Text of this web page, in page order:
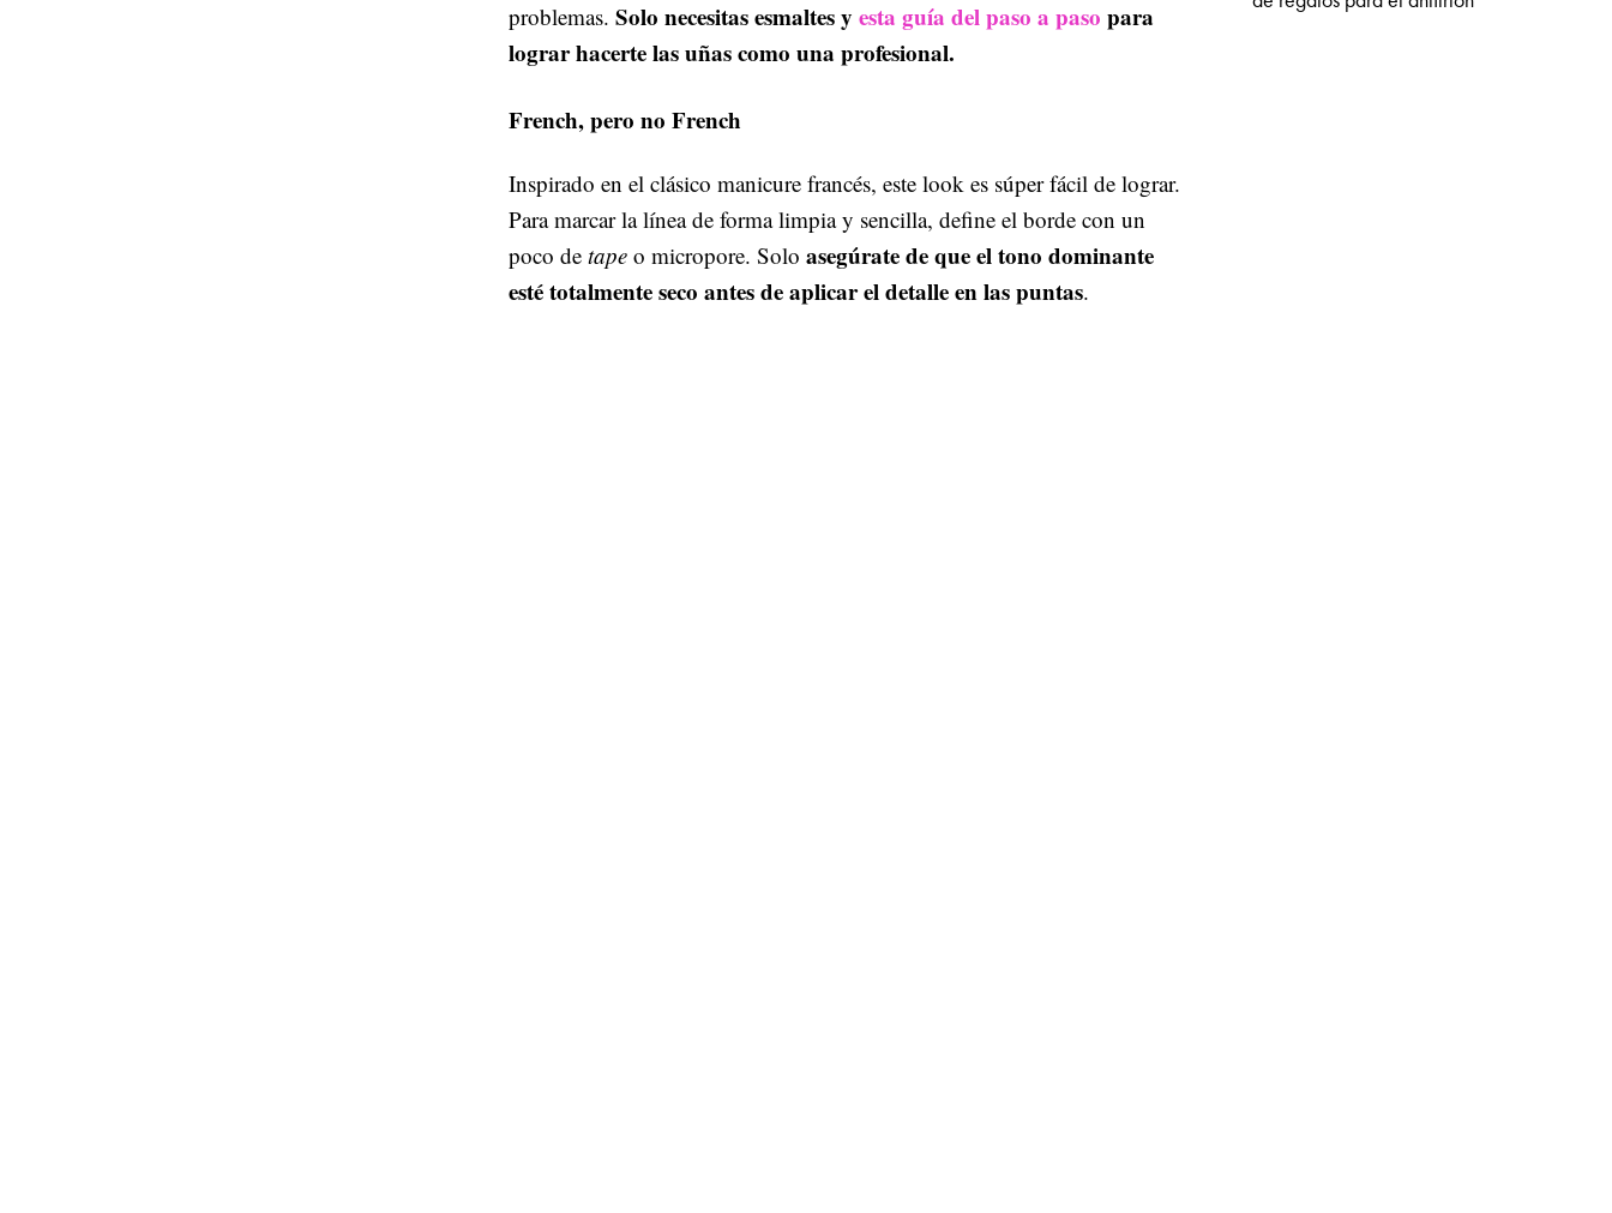
problemas. Solo necesitas esmaltes y esta guía del paso a paso para
lograr hacerte las uñas como una profesional.
French, pero no French
Inspirado en el clásico manicure francés, este look es súper fácil de lograr.
Para marcar la línea de forma limpia y sencilla, define el borde con un
poco de tape o micropore. Solo asegúrate de que el tono dominante
esté totalmente seco antes de aplicar el detalle en las puntas.